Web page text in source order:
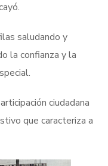
saludando y
la confianza y la
ciudadana
que caracteriza a